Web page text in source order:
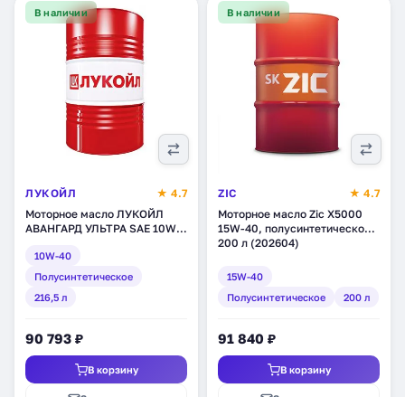
В наличии
ЛУКОЙЛ
★ 4.7
Моторное масло ЛУКОЙЛ
АВАНГАРД УЛЬТРА SAE 10W-
полусинтетическое, 216,5 л
(227325)
10W-40
Полусинтетическое
216,5 л
90 793 ₽
В корзину
В наличии
ZIC
★ 4.7
Моторное масло Zic X5000
15W-40, полусинтетическое,
200 л (202604)
15W-40
Полусинтетическое
200 л
91 840 ₽
В корзину